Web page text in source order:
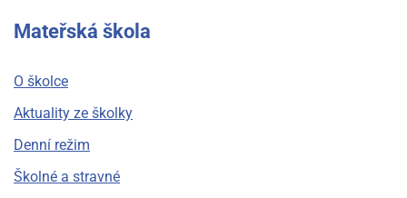
Mateřská škola
O školce
Aktuality ze školky
Denní režim
Školné a stravné